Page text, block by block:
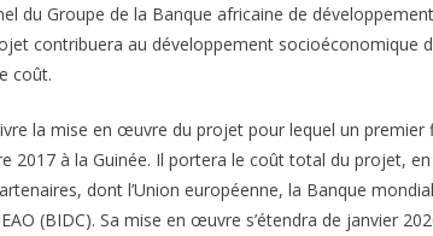
du Groupe de la Banque africaine de
contribuera au développement socioéconomique
coût.
la mise en œuvre du projet pour lequel un premier
à la Guinée. Il portera le coût total du projet,
dont l’Union européenne, la Banque
(BIDC). Sa mise en œuvre s’étendra de janvier